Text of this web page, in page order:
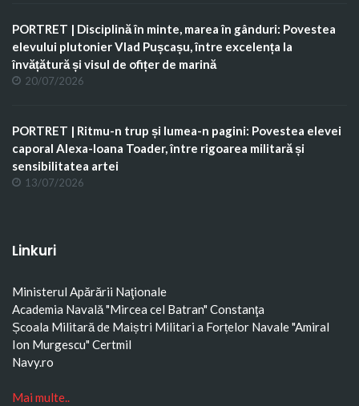
PORTRET | Disciplină în minte, marea în gânduri: Povestea
elevului plutonier Vlad Pușcașu, între excelența la
învățătură și visul de ofițer de marină
20/07/2026
PORTRET | Ritmu-n trup și lumea-n pagini: Povestea elevei
caporal Alexa-Ioana Toader, între rigoarea militară și
sensibilitatea artei
13/07/2026
Linkuri
Ministerul Apărării Naţionale
Academia Navală "Mircea cel Batran" Constanţa
Școala Militară de Maiștri Militari a Forțelor Navale "Amiral
Ion Murgescu" Certmil
Navy.ro
Mai multe..